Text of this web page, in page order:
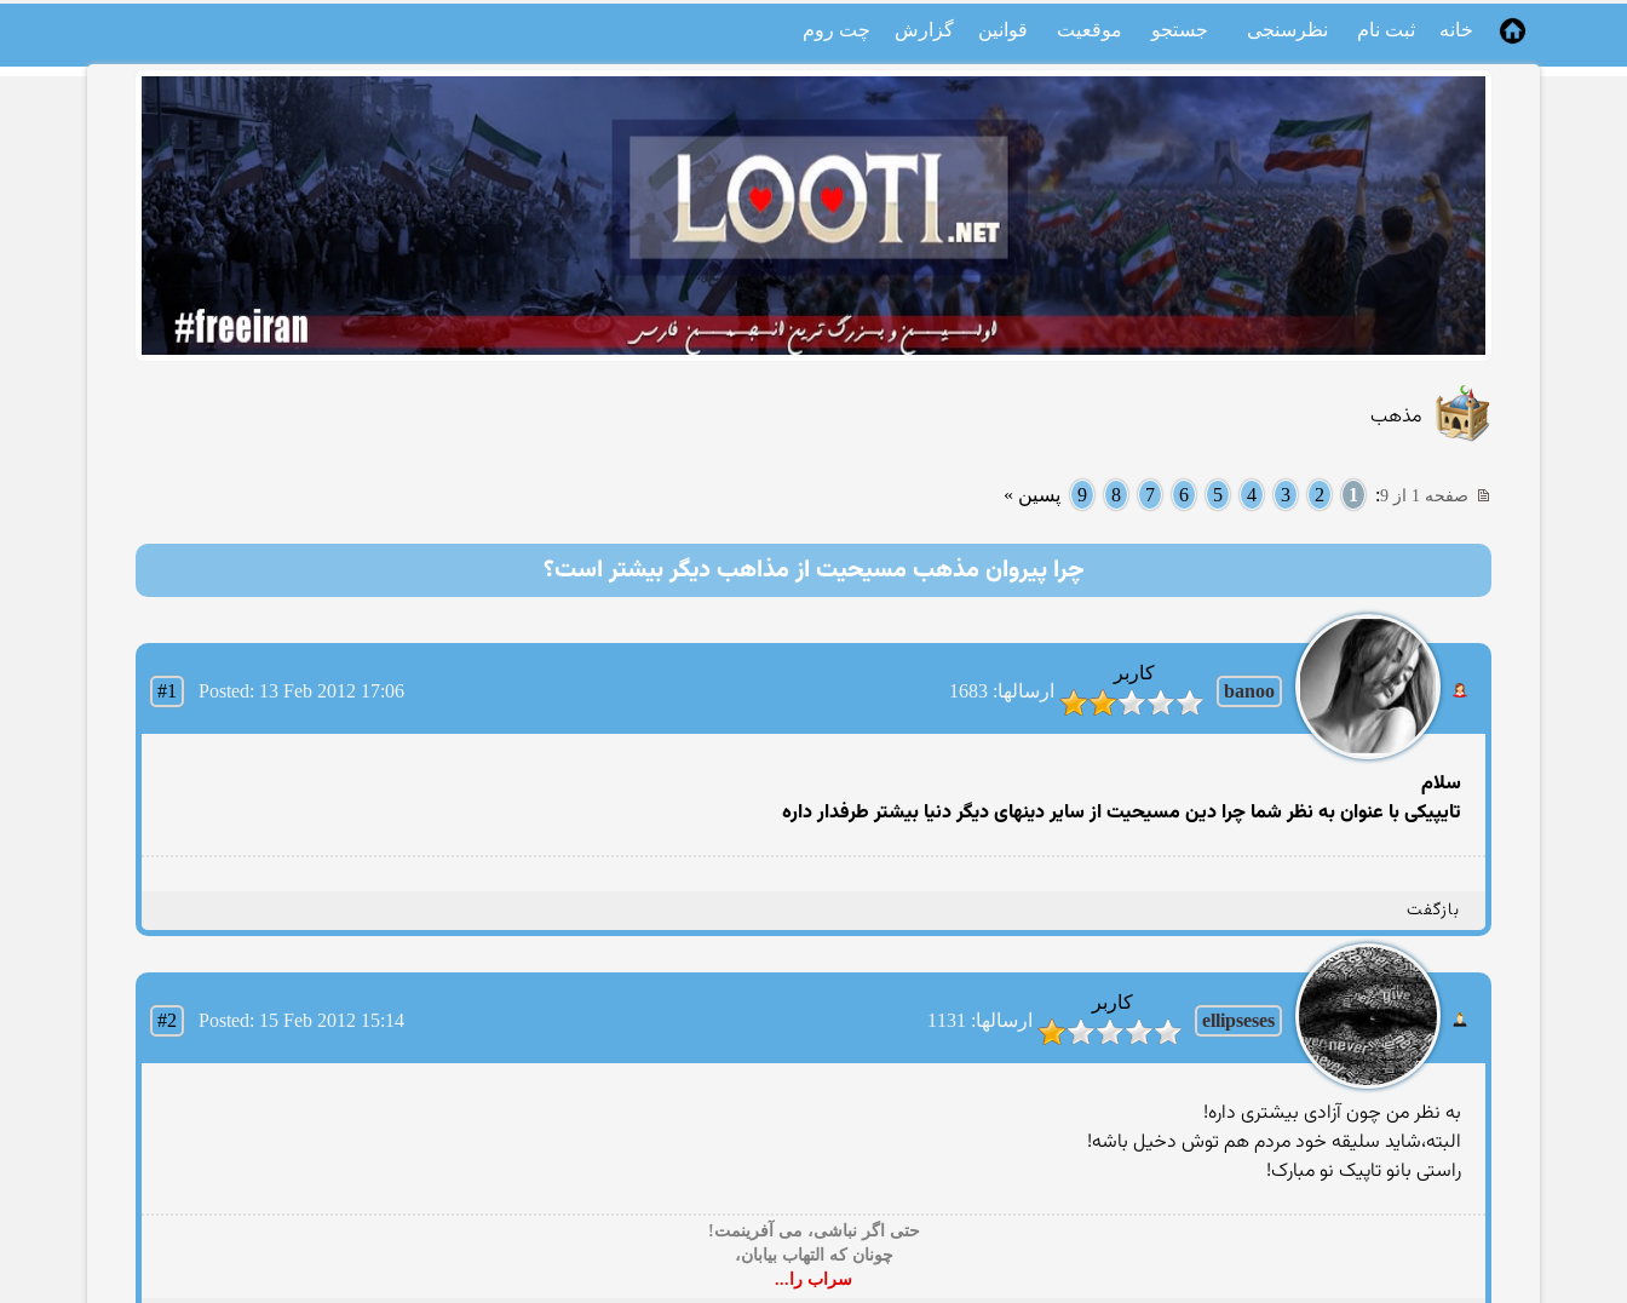
خانه ثبت نام نظرسنجی جستجو موقعیت قوانین گزارش چت روم
مذهب
صفحه 1 از 9 :
1
2
3
4
5
6
7
8
9 پسین »
چرا پیروان مذهب مسیحیت از مذاهب دیگر بیشتر است؟
banoo
کاربر
ارسالها: 1683
#1 Posted: 13 Feb 2012 17:06
سلام
تایپیکی با عنوان به نظر شما چرا دین مسیحیت از سایر دینهای دیگر دنیا بیشتر طرفدار داره
بازگفت
ellipseses
کاربر
ارسالها: 1131
#2 Posted: 15 Feb 2012 15:14
به نظر من چون آزادی بیشتری داره!
البته،شاید سلیقه خود مردم هم توش دخیل باشه!
راستی بانو تاپیک نو مبارک!
حتی اگر نباشی، می آفرینمت!
چونان که التهاب بیابان،
سراب را...